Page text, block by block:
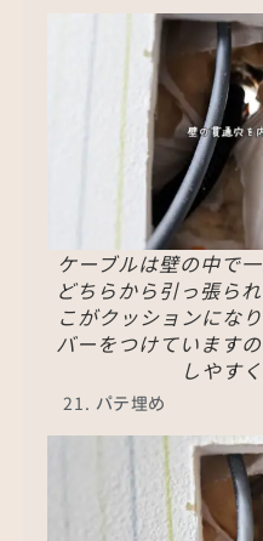
ケーブルは壁の中で
どちらから引っ張ら
こがクッションにな
バーをつけています
しやす
パテ埋め